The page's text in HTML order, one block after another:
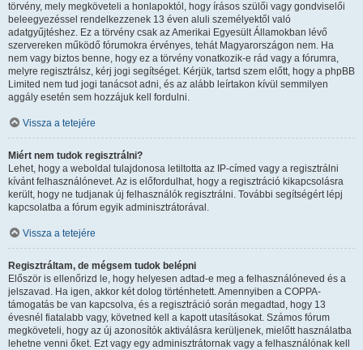
törvény, mely megköveteli a honlapoktól, hogy írásos szülői vagy gondviselői
beleegyezéssel rendelkezzenek 13 éven aluli személyektől való
adatgyűjtéshez. Ez a törvény csak az Amerikai Egyesült Államokban lévő
szervereken működő fórumokra érvényes, tehát Magyarországon nem. Ha
nem vagy biztos benne, hogy ez a törvény vonatkozik-e rád vagy a fórumra,
melyre regisztrálsz, kérj jogi segítséget. Kérjük, tartsd szem előtt, hogy a phpBB
Limited nem tud jogi tanácsot adni, és az alább leírtakon kívül semmilyen
aggály esetén sem hozzájuk kell fordulni.
Vissza a tetejére
Miért nem tudok regisztrálni?
Lehet, hogy a weboldal tulajdonosa letiltotta az IP-címed vagy a regisztrálni
kívánt felhasználónevet. Az is előfordulhat, hogy a regisztráció kikapcsolásra
került, hogy ne tudjanak új felhasználók regisztrálni. További segítségért lépj
kapcsolatba a fórum egyik adminisztrátorával.
Vissza a tetejére
Regisztráltam, de mégsem tudok belépni
Először is ellenőrizd le, hogy helyesen adtad-e meg a felhasználóneved és a
jelszavad. Ha igen, akkor két dolog történhetett. Amennyiben a COPPA-
támogatás be van kapcsolva, és a regisztráció során megadtad, hogy 13
évesnél fiatalabb vagy, követned kell a kapott utasításokat. Számos fórum
megköveteli, hogy az új azonosítók aktiválásra kerüljenek, mielőtt használatba
lehetne venni őket. Ezt vagy egy adminisztrátornak vagy a felhasználónak kell